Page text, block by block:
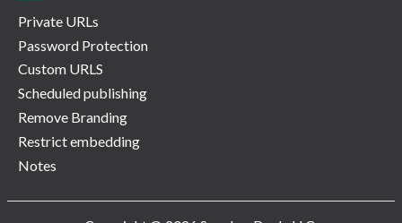
Private URLs
Password Protection
Custom URLS
Scheduled publishing
Remove Branding
Restrict embedding
Notes